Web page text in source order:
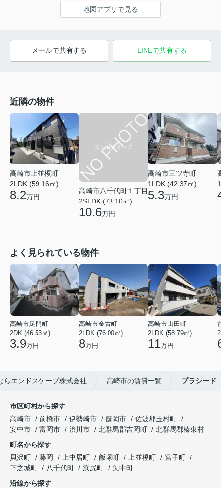
地図アプリで見る
メールで共有する LINEで共有する
近隣の物件
高崎市上並榎町
2LDK (59.16㎡)
8.2万円
高崎市八千代町１丁目
2SLDK (73.10㎡)
10.6万円
高崎市三ツ寺町
1LDK (42.37㎡)
5.3万円
よく見られている物件
高崎市足門町
2DK (46.53㎡)
3.9万円
高崎市金古町
2LDK (76.00㎡)
8万円
高崎市山田町
2LDK (58.79㎡)
11万円
らエンドスケープ株式会社 高崎市の賃貸一覧 プラシード
市区町村から探す
高崎市
前橋市 伊勢崎市 藤岡市
佐波郡玉村町
安中市
富岡市 渋川市 北群馬郡吉岡町
北群馬郡榛東村
町名から探す
貝沢町
藤岡 上中居町 飯塚町 上並榎町
宮子町
下之城町
八千代町 浜尻町
矢中町
沿線から探す